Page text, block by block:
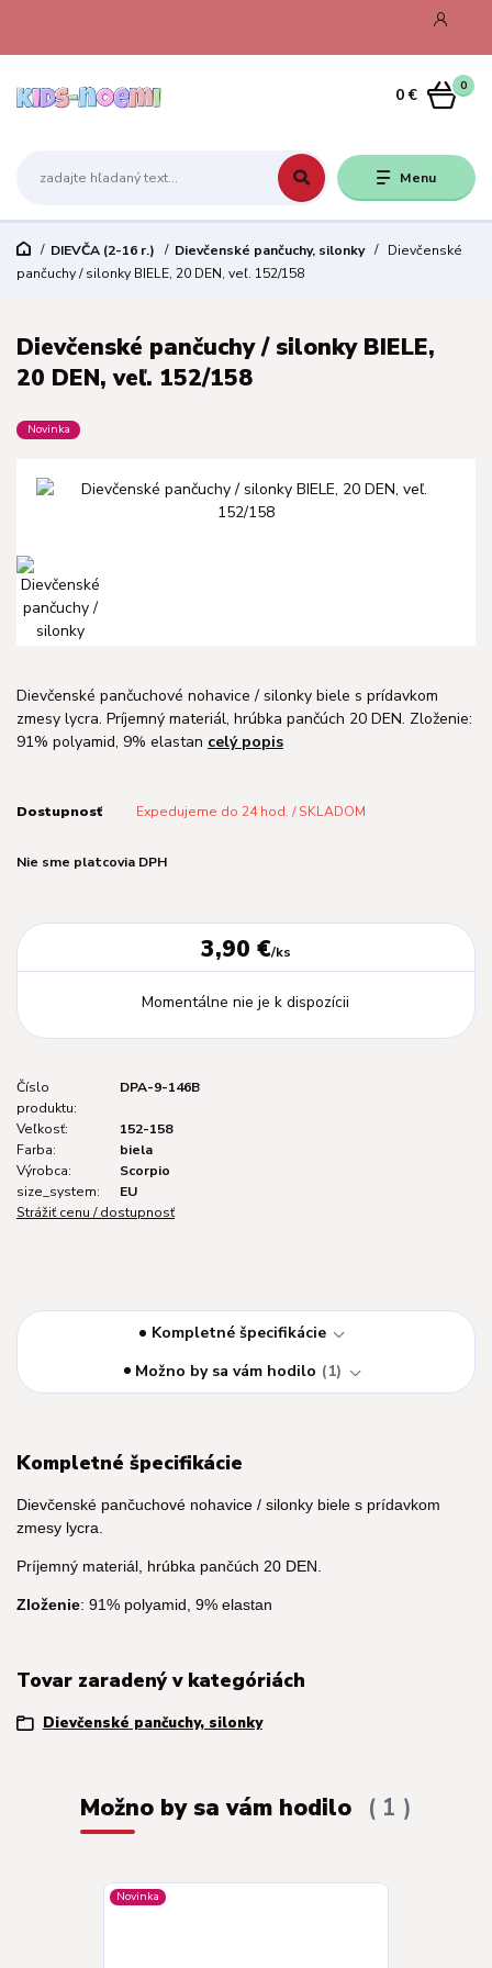
Menu
0
0 €
DIEVČA (2-16 r.) Dievčenské pančuchy, silonky
Dievčenské
pančuchy / silonky BIELE, 20 DEN, veľ. 152/158
Dievčenské pančuchy / silonky BIELE,
20 DEN, veľ. 152/158
Novinka
Dievčenské pančuchové nohavice / silonky biele s prídavkom
zmesy lycra. Príjemný materiál, hrúbka pančúch 20 DEN. Zloženie:
91% polyamid, 9% elastan celý popis
Dostupnosť Expedujeme do 24 hod. / SKLADOM
Nie sme platcovia DPH
3,90 €/ks
Momentálne nie je k dispozícii
Číslo
produktu:
DPA-9-146B
Veľkosť:
152-158
Farba:
biela
Výrobca:
Scorpio
size_system:
EU
Strážiť cenu / dostupnosť
Kompletné špecifikácie
Možno by sa vám hodilo
1
Kompletné špecifikácie
Dievčenské pančuchové nohavice / silonky biele s prídavkom
zmesy lycra.
Príjemný materiál, hrúbka pančúch 20 DEN.
Zloženie: 91% polyamid, 9% elastan
Tovar zaradený v kategóriách
Dievčenské pančuchy, silonky
Možno by sa vám hodilo 1
Novinka